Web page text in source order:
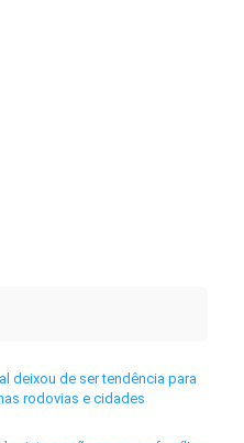
deixou de ser tendência para
rodovias e cidades